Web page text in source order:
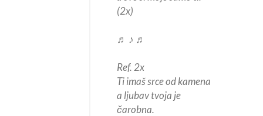
(2x)
♬ ♪ ♬
Ref. 2x
Ti imaš srce od kamena
a ljubav tvoja je
čarobna.